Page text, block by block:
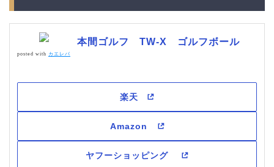
本間ゴルフ TW-X ゴルフボール
posted with カエレバ